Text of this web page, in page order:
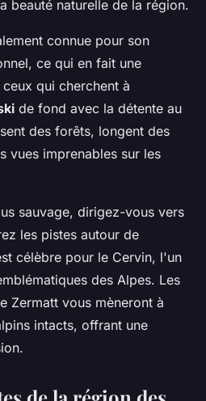
beauté naturelle de la région.
connue pour son
ce qui en fait une
qui cherchent à
de fond avec la détente au
des forêts, longent des
vues imprenables sur les
sauvage, dirigez-vous vers
les pistes autour de
célèbre pour le Cervin, l'un
des Alpes. Les
Zermatt vous mèneront à
intacts, offrant une